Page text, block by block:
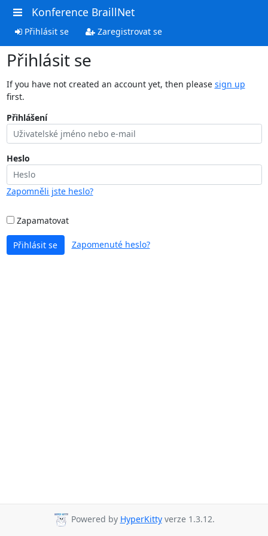
Konference BraillNet
Přihlásit se Zaregistrovat se
Přihlásit se
If you have not created an account yet, then please sign up
first.
Přihlášení
Heslo
Zapomněli jste heslo?
Zapamatovat
Přihlásit se Zapomenuté heslo?
Powered by HyperKittyverze 1.3.12.